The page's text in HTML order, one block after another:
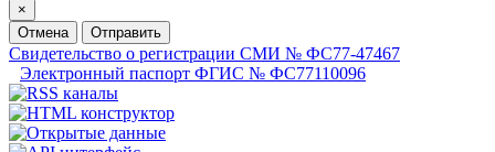
×
Отмена
Отправить
Свидетельство о регистрации СМИ № ФС77-47467
Электронный паспорт ФГИС № ФС77110096